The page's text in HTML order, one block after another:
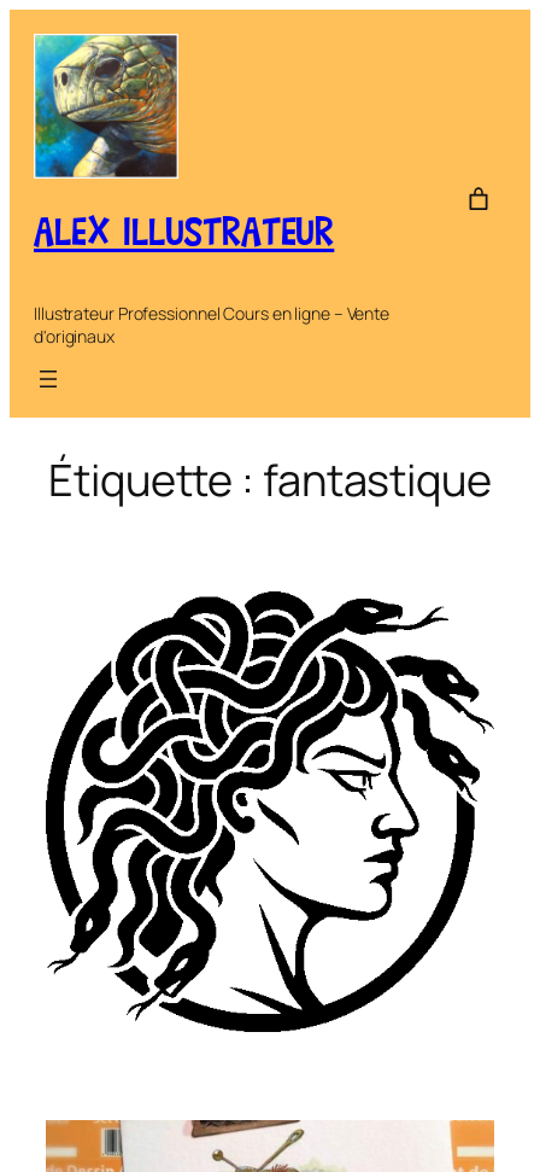
contenu
ALEX ILLUSTRATEUR
Illustrateur Professionnel Cours en ligne – Vente
d'originaux
Étiquette : fantastique